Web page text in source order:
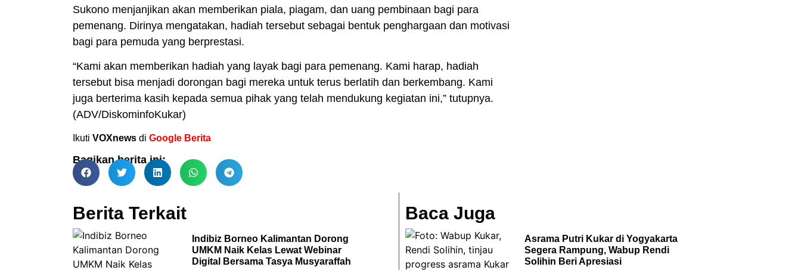
Sukono menjanjikan akan memberikan piala, piagam, dan uang pembinaan bagi para
pemenang. Dirinya mengatakan, hadiah tersebut sebagai bentuk penghargaan dan motivasi
bagi para pemuda yang berprestasi.
“Kami akan memberikan hadiah yang layak bagi para pemenang. Kami harap, hadiah
tersebut bisa menjadi dorongan bagi mereka untuk terus berlatih dan berkembang. Kami
juga berterima kasih kepada semua pihak yang telah mendukung kegiatan ini,” tutupnya.
(ADV/DiskominfoKukar)
Ikuti VOXnews di Google Berita
Bagikan berita ini:
Berita Terkait
Indibiz Borneo Kalimantan Dorong
UMKM Naik Kelas Lewat Webinar
Digital Bersama Tasya Musyaraffah
Baca Juga
Asrama Putri Kukar di Yogyakarta
Segera Rampung, Wabup Rendi
Solihin Beri Apresiasi